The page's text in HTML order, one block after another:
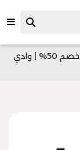
> كوبون شي ان | انسخ الكود (wadi) | خصم 50% | وادي